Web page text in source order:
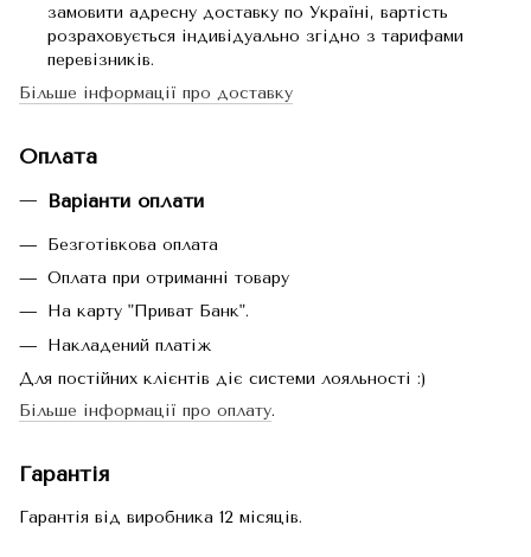
замовити адресну доставку по Україні, вартість
розраховується індивідуально згідно з тарифами
перевізників.
Більше інформації про доставку
Оплата
Варіанти оплати
Безготівкова оплата
Оплата при отриманні товару
На карту "Приват Банк".
Накладений платіж
Для постійних клієнтів діє системи лояльності :)
Більше інформації про оплату.
Гарантія
Гарантія від виробника 12 місяців.